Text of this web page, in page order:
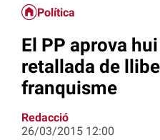
Política
El PP aprova
retallada de
franquisme
Redacció
26/03/2015 12:00